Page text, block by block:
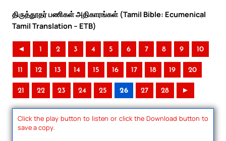
திருத்தூதர் பணிகள் அதிகாரங்கள் (Tamil Bible: Ecumenical
Tamil Translation – ETB)
◄ 1 2 3 4 5 6 7 8 9 10
11 12 13 14 15 16 17 18 19 20
21 22 23 24 25 26 27 28 ►
Click the play button to listen or click the Download button to
save a copy.